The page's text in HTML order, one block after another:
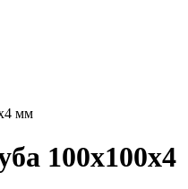
мм
100х100х4